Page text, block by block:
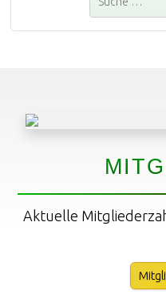
Aktuelle